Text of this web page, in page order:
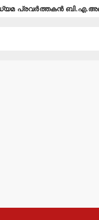
പ്രവര്‍ത്തകന്‍
ഉദ്ഘാടനം ചെയ്യും.